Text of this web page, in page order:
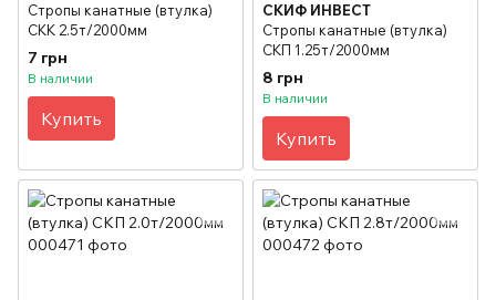
Стропы канатные (втулка)
СКК 2.5т/2000мм
7 грн
В наличии
Купить
СКИФ ИНВЕСТ
Стропы канатные (втулка)
СКП 1.25т/2000мм
8 грн
В наличии
Купить